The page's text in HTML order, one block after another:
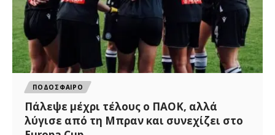
ΠΟΔΟΣΦΑΙΡΟ
Πάλεψε μέχρι τέλους ο ΠΑΟΚ, αλλά
λύγισε από τη Μπραν και συνεχίζει στο